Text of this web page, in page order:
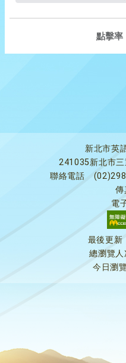
點擊率
新北市英
241035新北市
聯絡電話
傳
電
最後更新
總瀏覽人
今日瀏